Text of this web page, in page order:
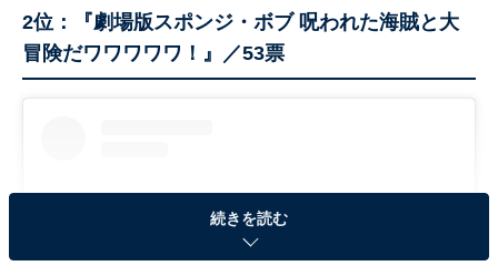
2位：『劇場版スポンジ・ボブ 呪われた海賊と大
冒険だワワワワワ！』／53票
続きを読む